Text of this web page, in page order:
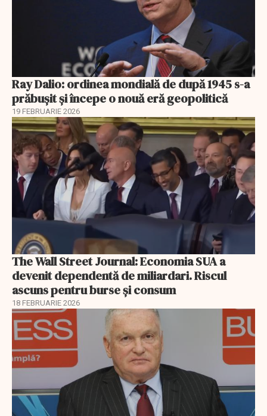
Ray Dalio: ordinea mondială de după 1945 s-a
prăbușit și începe o nouă eră geopolitică
19 FEBRUARIE 2026
The Wall Street Journal: Economia SUA a
devenit dependentă de miliardari. Riscul
ascuns pentru burse și consum
18 FEBRUARIE 2026
EXCLUSIV